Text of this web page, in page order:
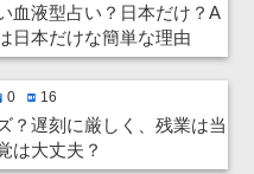
血液型占い？日本だけ？A
日本だけな簡単な理由
0 hatenabookmark 16
？遅刻に厳しく、残業は当
は大丈夫？